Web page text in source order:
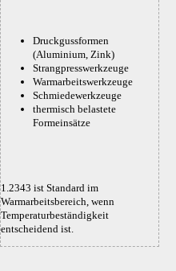
Druckgussformen
(Aluminium, Zink)
Strangpresswerkzeuge
Warmarbeitswerkzeuge
Schmiedewerkzeuge
thermisch belastete
Formeinsätze
1.2343 ist Standard im
Warmarbeitsbereich, wenn
Temperaturbeständigkeit
entscheidend ist.